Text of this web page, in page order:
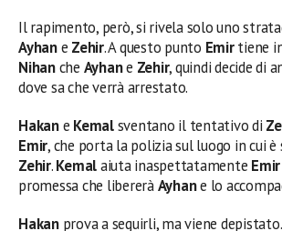
Il rapimento, però, si rivela solo uno
Ayhane Zehir. A questo punto Emirtiene
Nihanche Ayhane Zehir, quindi decide di
dove sa che verrà arrestato.
Hakane Kemalsventano il tentativo di
Emir, che porta la polizia sul luogo in cui è
Zehir.Kemalaiuta inaspettatamente Emir
promessa che libereràAyhane lo
Hakanprova a seguirli, ma viene